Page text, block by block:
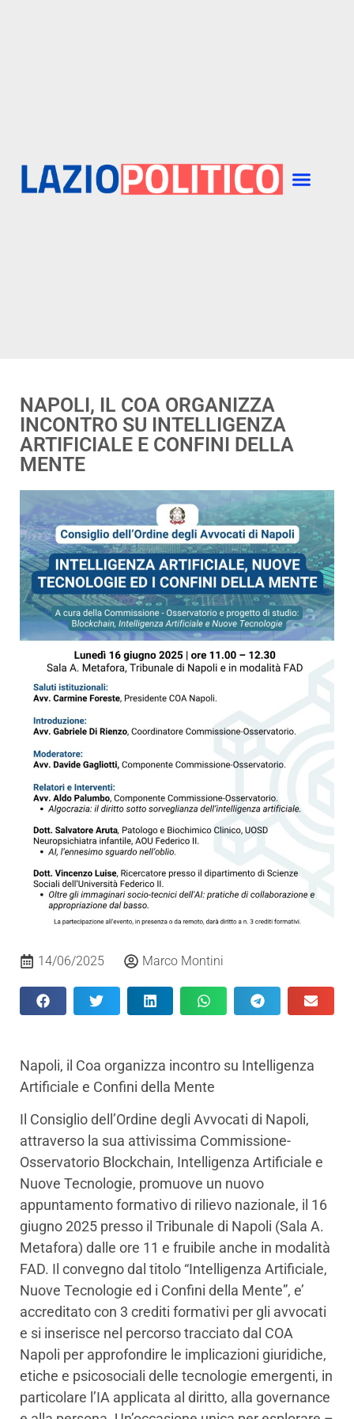
NAPOLI, IL COA ORGANIZZA
INCONTRO SU INTELLIGENZA
ARTIFICIALE E CONFINI DELLA
MENTE
14/06/2025 Marco Montini
Napoli, il Coa organizza incontro su Intelligenza
Artificiale e Confini della Mente
Il Consiglio dell’Ordine degli Avvocati di Napoli,
attraverso la sua attivissima Commissione-
Osservatorio Blockchain, Intelligenza Artificiale e
Nuove Tecnologie, promuove un nuovo
appuntamento formativo di rilievo nazionale, il 16
giugno 2025 presso il Tribunale di Napoli (Sala A.
Metafora) dalle ore 11 e fruibile anche in modalità
FAD. Il convegno dal titolo “Intelligenza Artificiale,
Nuove Tecnologie ed i Confini della Mente”, e’
accreditato con 3 crediti formativi per gli avvocati
e si inserisce nel percorso tracciato dal COA
Napoli per approfondire le implicazioni giuridiche,
etiche e psicosociali delle tecnologie emergenti, in
particolare l’IA applicata al diritto, alla governance